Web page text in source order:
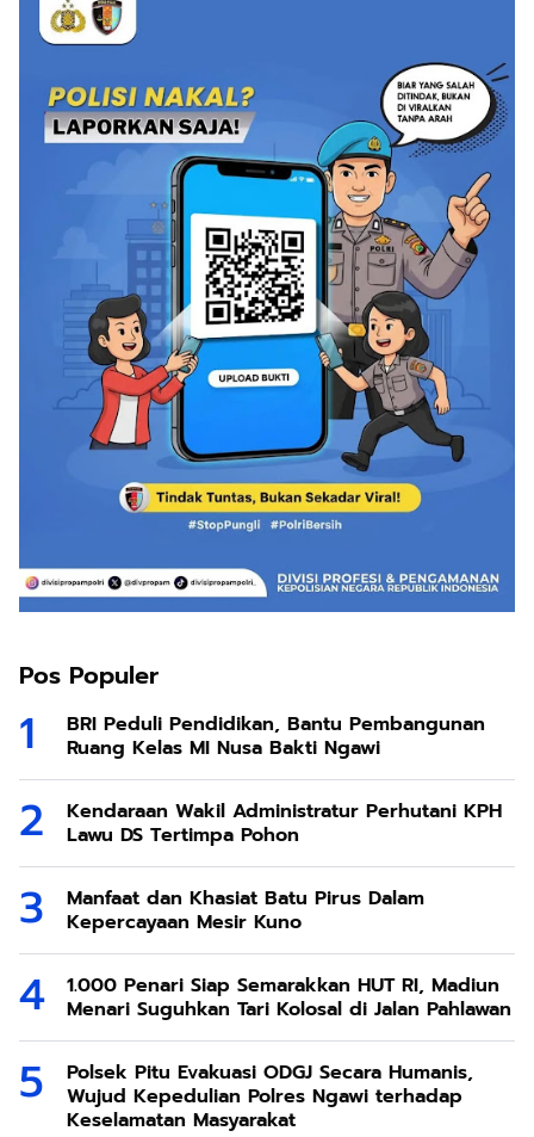
Pos Populer
BRI Peduli Pendidikan, Bantu Pembangunan
Ruang Kelas MI Nusa Bakti Ngawi
Kendaraan Wakil Administratur Perhutani KPH
Lawu DS Tertimpa Pohon
Manfaat dan Khasiat Batu Pirus Dalam
Kepercayaan Mesir Kuno
1.000 Penari Siap Semarakkan HUT RI, Madiun
Menari Suguhkan Tari Kolosal di Jalan Pahlawan
Polsek Pitu Evakuasi ODGJ Secara Humanis,
Wujud Kepedulian Polres Ngawi terhadap
Keselamatan Masyarakat